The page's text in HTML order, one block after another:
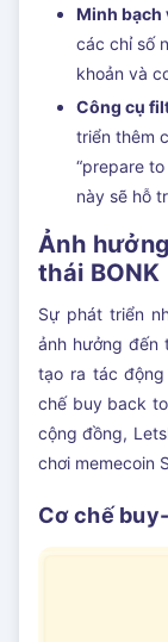
Minh bạch
các chỉ số
khoản và
Công cụ
triển thêm
“prepare
này sẽ hỗ
Ảnh
thái BONK
Sự phát triển
ảnh hưởng đến
tạo ra tác động
chế buy back
cộng đồng,
chơi memecoin
Cơ chế